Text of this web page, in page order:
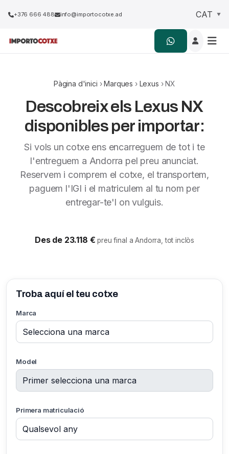
+376 666 488 info@importocotxe.ad
Pàgina d'inici ›Marques › Lexus › NX
Descobreix els Lexus NX
disponibles per importar:
Si vols un cotxe ens encarreguem de tot i te
l'entreguem a Andorra pel preu anunciat.
Reservem i comprem el cotxe, el transportem,
paguem l'IGI i el matriculem al tu nom per
entregar-te'l on vulguis.
Des de 23.118 €preu final a Andorra, tot inclòs
Troba aquí el teu cotxe
Marca
Model
Primera matriculació